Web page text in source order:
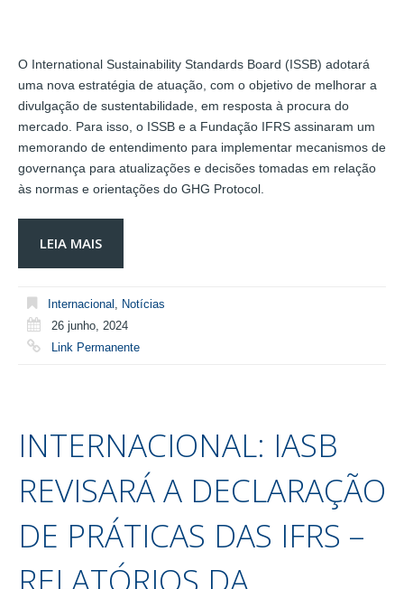
O International Sustainability Standards Board (ISSB) adotará
uma nova estratégia de atuação, com o objetivo de melhorar a
divulgação de sustentabilidade, em resposta à procura do
mercado. Para isso, o ISSB e a Fundação IFRS assinaram um
memorando de entendimento para implementar mecanismos de
governança para atualizações e decisões tomadas em relação
às normas e orientações do GHG Protocol.
LEIA MAIS
Internacional
Notícias
26 junho, 2024
Link Permanente
INTERNACIONAL: IASB
REVISARÁ A DECLARAÇÃO
DE PRÁTICAS DAS IFRS –